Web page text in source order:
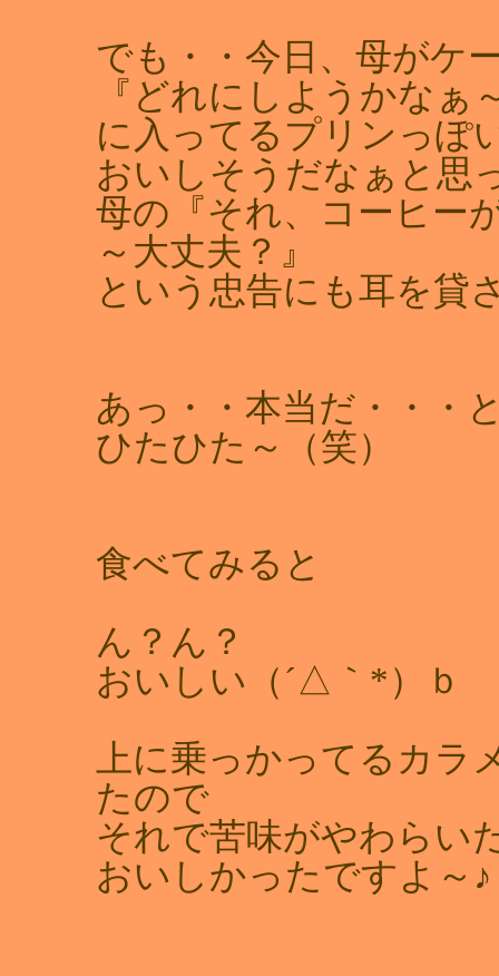
でも・・今日、母がケ
『どれにしようかなぁ
に入ってるプリンっぽ
おいしそうだなぁと思
母の『それ、コーヒー
～大丈夫？』
という忠告にも耳を貸
あっ・・本当だ・・・
ひたひた～（笑）
食べてみると
ん？ん？
おいしい（´△｀*）ｂ
上に乗っかってるカ
たので
それで苦味がやわらい
おいしかったですよ～♪